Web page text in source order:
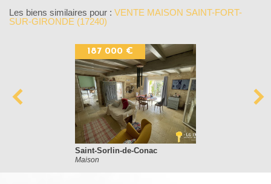
Les biens similaires pour : VENTE MAISON SAINT-FORT-
SUR-GIRONDE (17240)
187 000 €
Saint-Sorlin-de-Conac
Maison